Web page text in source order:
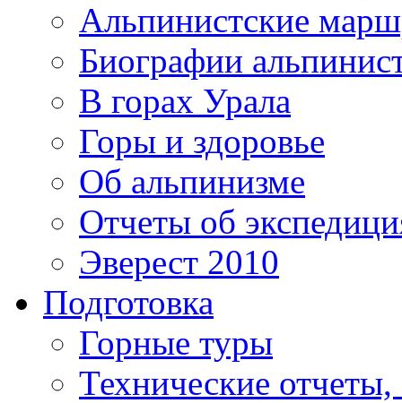
Альпинистские
Биографии
В горах Урала
Горы и здоровье
Об альпинизме
Отчеты об
Эверест 2010
Подготовка
Горные туры
Технические